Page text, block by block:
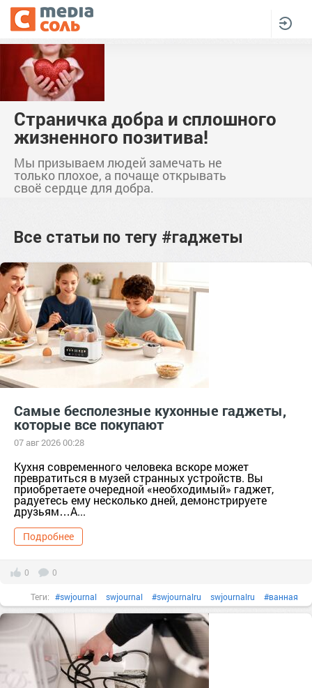
Страничка добра и сплошного
жизненного позитива!
Мы призываем людей замечать не
только плохое, а почаще открывать
своё сердце для добра.
Все статьи по тегу #гаджеты
Самые бесполезные кухонные гаджеты,
которые все покупают
07 авг 2026 00:28
Кухня современного человека вскоре может
превратиться в музей странных устройств. Вы
приобретаете очередной «необходимый» гаджет,
радуетесь ему несколько дней, демонстрируете
друзьям…А...
Подробнее
0 0
Теги: #swjournal swjournal #swjournalru swjournalru #ванная
ванная #гаджеты Гаджеты #гигиена
дизайн #душ душ #зеркало зеркало
#квартира Квартира #мытьпол